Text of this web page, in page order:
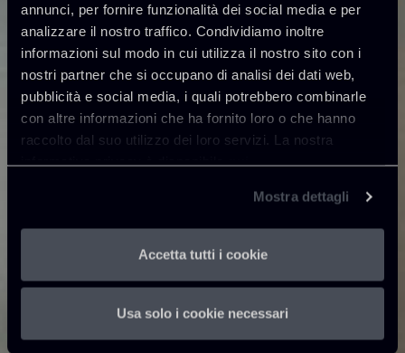
annunci, per fornire funzionalità dei social media e per
analizzare il nostro traffico. Condividiamo inoltre
informazioni sul modo in cui utilizza il nostro sito con i
nostri partner che si occupano di analisi dei dati web,
pubblicità e social media, i quali potrebbero combinarle
con altre informazioni che ha fornito loro o che hanno
raccolto dal suo utilizzo dei loro servizi. La nostra
informativa privacy è disponibilequi.
Mostra dettagli
Accetta tutti i cookie
Usa solo i cookie necessari